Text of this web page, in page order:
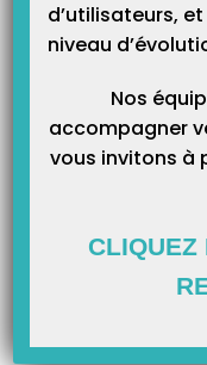
d’utilisateurs,
niveau
Nos
accompagner
vous invitons à
CLIQUEZ